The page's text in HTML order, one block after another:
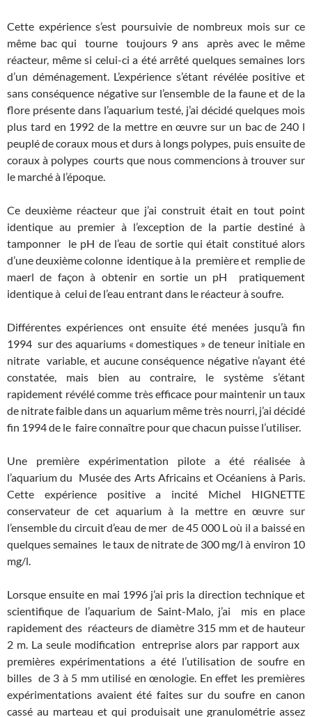
Cette expérience s’est poursuivie de nombreux mois sur ce
même bac qui tourne toujours 9 ans après avec le même
réacteur, même si celui-ci a été arrêté quelques semaines lors
d’un déménagement. L’expérience s’étant révélée positive et
sans conséquence négative sur l’ensemble de la faune et de la
flore présente dans l’aquarium testé, j’ai décidé quelques mois
plus tard en 1992 de la mettre en œuvre sur un bac de 240 l
peuplé de coraux mous et durs à longs polypes, puis ensuite de
coraux à polypes courts que nous commencions à trouver sur
le marché à l’époque.
Ce deuxième réacteur que j’ai construit était en tout point
identique au premier à l’exception de la partie destiné à
tamponner le pH de l’eau de sortie qui était constitué alors
d’une deuxième colonne identique à la première et remplie de
maerl de façon à obtenir en sortie un pH pratiquement
identique à celui de l’eau entrant dans le réacteur à soufre.
Différentes expériences ont ensuite été menées jusqu’à fin
1994 sur des aquariums « domestiques » de teneur initiale en
nitrate variable, et aucune conséquence négative n’ayant été
constatée, mais bien au contraire, le système s’étant
rapidement révélé comme très efficace pour maintenir un taux
de nitrate faible dans un aquarium même très nourri, j’ai décidé
fin 1994 de le faire connaître pour que chacun puisse l’utiliser.
Une première expérimentation pilote a été réalisée à
l’aquarium du Musée des Arts Africains et Océaniens à Paris.
Cette expérience positive a incité Michel HIGNETTE
conservateur de cet aquarium à la mettre en œuvre sur
l’ensemble du circuit d’eau de mer de 45 000 L où il a baissé en
quelques semaines le taux de nitrate de 300 mg/l à environ 10
mg/l.
Lorsque ensuite en mai 1996 j’ai pris la direction technique et
scientifique de l’aquarium de Saint-Malo, j’ai mis en place
rapidement des réacteurs de diamètre 315 mm et de hauteur
2 m. La seule modification entreprise alors par rapport aux
premières expérimentations a été l’utilisation de soufre en
billes de 3 à 5 mm utilisé en œnologie. En effet les premières
expérimentations avaient été faites sur du soufre en canon
cassé au marteau et qui produisait une granulométrie assez